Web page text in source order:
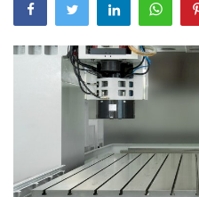
Gallery
Gia công
Terms & Conditions
Bảo Dưỡng
Dịch vụ gia công